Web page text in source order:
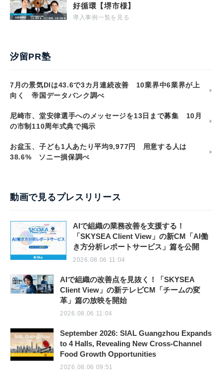
好循環【堺市様】
導入事例一覧を見る
汐留PR塾
7月の景気DIは43.6で3カ月連続改善 10業界中6業界が上
向く 帝国データバンク調べ
尼崎市、堂安律選手へのメッセージを13日まで募集 10月
の市制110周年式典で掲示
お盆玉、子ども1人あたり平均9,977円 用意する人は
38.6% ソニー損保調べ
動画で見るプレスリリース
AIで組織の業務改善を支援する！
「SKYSEA Client View」の新CM「AI働
き方分析レポートサービス」篇を公開
2026.08.06 11:04
AIで組織の改善点を見抜く！「SKYSEA
Client View」の新テレビCM「チームの変
革」篇の放映を開始
2026.08.06 11:04
September 2026: SIAL Guangzhou Expands
to 4 Halls, Revealing New Cross-Channel
Food Growth Opportunities
2026.08.06 09:51